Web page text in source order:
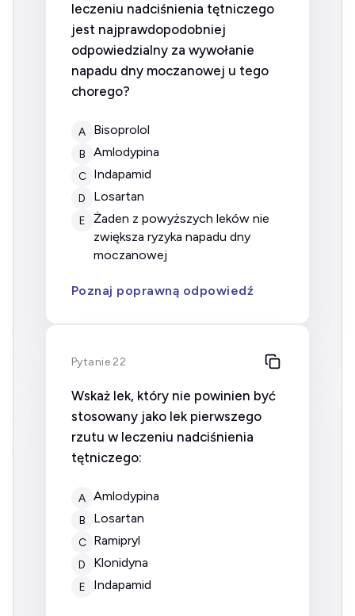
leczeniu nadciśnienia tętniczego
jest najprawdopodobniej
odpowiedzialny za wywołanie
napadu dny moczanowej u tego
chorego?
A bisoprolol
B amlodypina
C indapamid
D losartan
E
żaden z powyższych leków nie
zwiększa ryzyka napadu dny
moczanowej
Poznaj poprawną odpowiedź
Pytanie 22
Wskaż lek, który nie powinien być
stosowany jako lek pierwszego
rzutu w leczeniu nadciśnienia
tętniczego:
A amlodypina
B losartan
C ramipryl
D klonidyna
E indapamid